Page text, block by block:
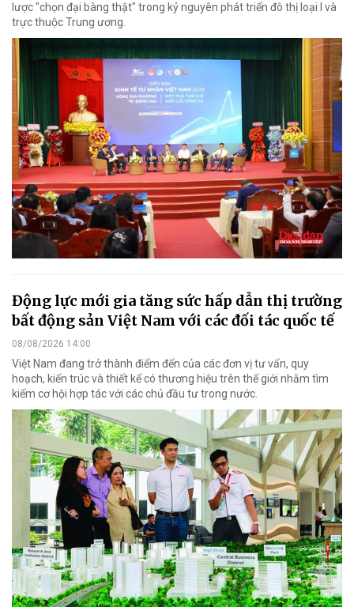
lược "chọn đại bàng thật" trong kỷ nguyên phát triển đô thị loại I và
trực thuộc Trung ương.
Động lực mới gia tăng sức hấp dẫn thị trường
bất động sản Việt Nam với các đối tác quốc tế
08/08/2026 14:00
Việt Nam đang trở thành điểm đến của các đơn vị tư vấn, quy
hoạch, kiến trúc và thiết kế có thương hiệu trên thế giới nhằm tìm
kiếm cơ hội hợp tác với các chủ đầu tư trong nước.